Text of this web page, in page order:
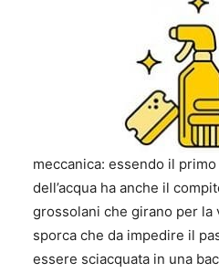
meccanica: essendo il
dell’acqua ha anche il
grossolani che girano per la
sporca che da impedire il
essere sciacquata in una